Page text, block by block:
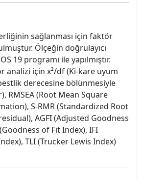
sağlanması için faktör
Ölçeğin doğrulayıcı
19 programı ile yapılmıştır.
analizi için x²/df (Ki-kare uyum
derecesine bölünmesiyle
RMSEA (Root Mean Square
S-RMR (Standardized Root
AGFI (Adjusted Goodness
of Fıt Index), IFI
TLI (Trucker Lewis Index)